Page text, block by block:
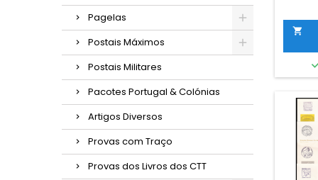
Pagelas
Postais Máximos
Postais Militares
Pacotes Portugal & Colónias
Artigos Diversos
Provas com Traço
Provas dos Livros dos CTT
